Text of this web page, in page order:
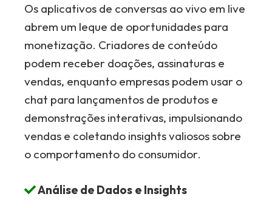
Os aplicativos de conversas ao vivo em live
abrem um leque de oportunidades para
monetização. Criadores de conteúdo
podem receber doações, assinaturas e
vendas, enquanto empresas podem usar o
chat para lançamentos de produtos e
demonstrações interativas, impulsionando
vendas e coletando insights valiosos sobre
o comportamento do consumidor.
Análise de Dados e Insights